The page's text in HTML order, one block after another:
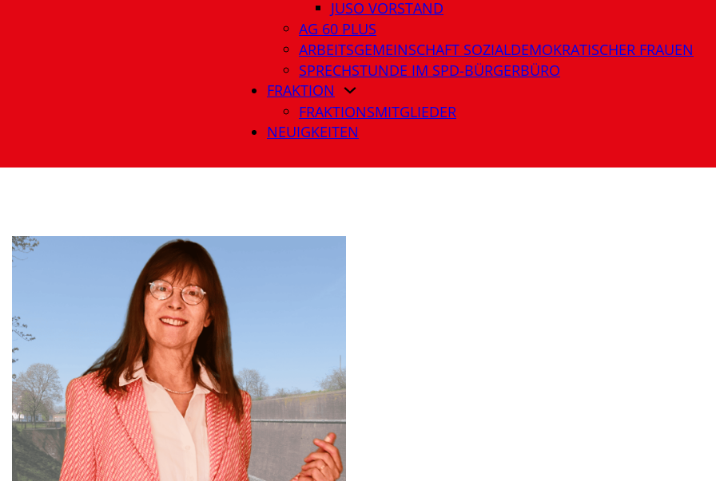
JUSO VORSTAND
AG 60 PLUS
ARBEITSGEMEINSCHAFT SOZIALDEMOKRATISCHER FRAUEN
SPRECHSTUNDE IM SPD-BÜRGERBÜRO
FRAKTION
FRAKTIONSMITGLIEDER
NEUIGKEITEN